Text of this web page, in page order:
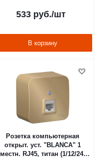
533 руб./шт
В корзину
Розетка компьютерная
открыт. уст. "BLANCA" 1
местн. RJ45, титан (1/12/24)